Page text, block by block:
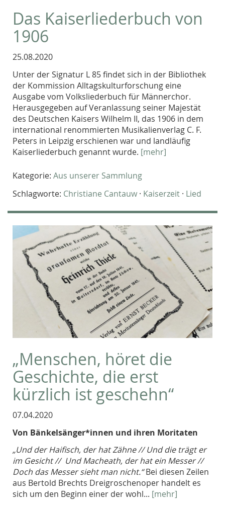
Das Kaiserliederbuch von
1906
25.08.2020
Unter der Signatur L 85 findet sich in der Bibliothek
der Kommission Alltagskulturforschung eine
Ausgabe vom Volksliederbuch für Männerchor.
Herausgegeben auf Veranlassung seiner Majestät
des Deutschen Kaisers Wilhelm II, das 1906 in dem
international renommierten Musikalienverlag C. F.
Peters in Leipzig erschienen war und landläufig
Kaiserliederbuch genannt wurde. [mehr]
Kategorie: Aus unserer Sammlung
Schlagworte: Christiane Cantauw · Kaiserzeit · Lied
„Menschen, höret die
Geschichte, die erst
kürzlich ist geschehn“
07.04.2020
Von Bänkelsänger*innen und ihren Moritaten
„Und der Haifisch, der hat Zähne // Und die trägt er
im Gesicht // Und Macheath, der hat ein Messer //
Doch das Messer sieht man nicht.“Bei diesen Zeilen
aus Bertold Brechts Dreigroschenoper handelt es
sich um den Beginn einer der wohl... [mehr]